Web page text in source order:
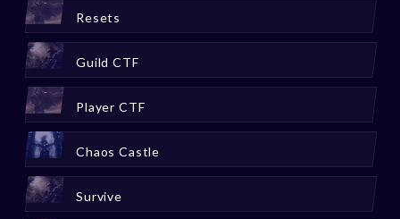
Resets
Guild CTF
Player CTF
Chaos Castle
Survive